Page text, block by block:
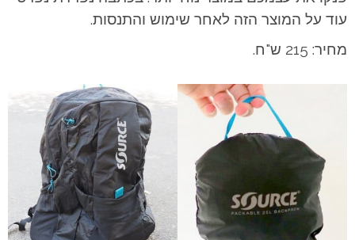
עוד על המוצר הזה לאחר שימוש והתנסות.
מחיר: 215 ש"ח.